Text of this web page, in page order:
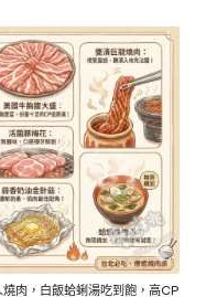
肉，白飯蛤蜊湯吃到飽，高CP